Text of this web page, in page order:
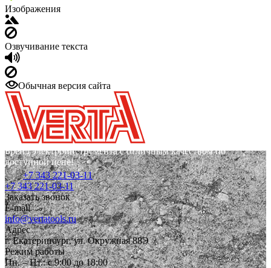
Изображения
Озвучивание текста
Обычная версия сайта
Бренд электроинструмента с отличным качеством по
доступной цене!
+7 343 221-03-11
+7 343 221-03-11
Заказать звонок
E-mail
info@vertatools.ru
Адрес
г. Екатеринбург, ул. Окружная 88Э
Режим работы
Пн. – Пт.: с 9:00 до 18:00